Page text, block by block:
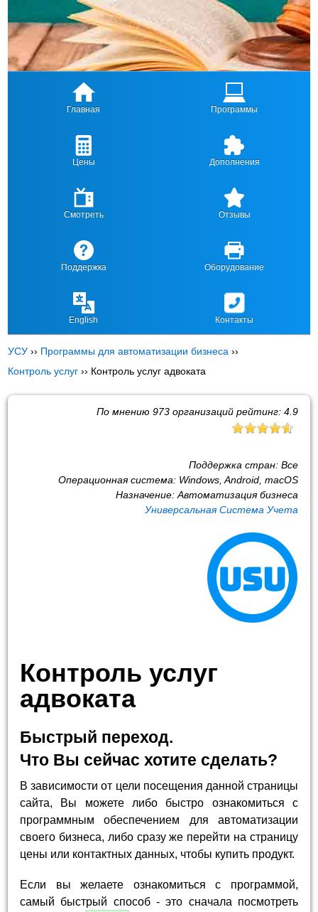
Главная Программы
Цены Дополнения
Смотреть Отзывы
Поддержка Оборудование
English Контакты
УСУ ›› Программы для автоматизации бизнеса ››
Контроль услуг ›› Контроль услуг адвоката
По мнению 973организаций рейтинг: 4.9
Поддержка стран: Все
Операционная система: Windows, Android, macOS
Назначение: Автоматизация бизнеса
Универсальная Система Учета
Контроль услуг
адвоката
Быстрый переход.
Что Вы сейчас хотите сделать?
В зависимости от цели посещения данной страницы
сайта, Вы можете либо быстро ознакомиться с
программным обеспечением для автоматизации
своего бизнеса, либо сразу же перейти на страницу
цены или контактных данных, чтобы купить продукт.
Если вы желаете ознакомиться с программой,
самый быстрый способ - это сначала посмотреть